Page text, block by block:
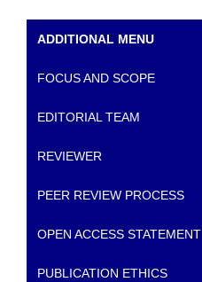
ADDITIONAL MENU
FOCUS AND SCOPE
EDITORIAL TEAM
REVIEWER
PEER REVIEW PROCESS
OPEN ACCESS STATEMENT
PUBLICATION ETHICS